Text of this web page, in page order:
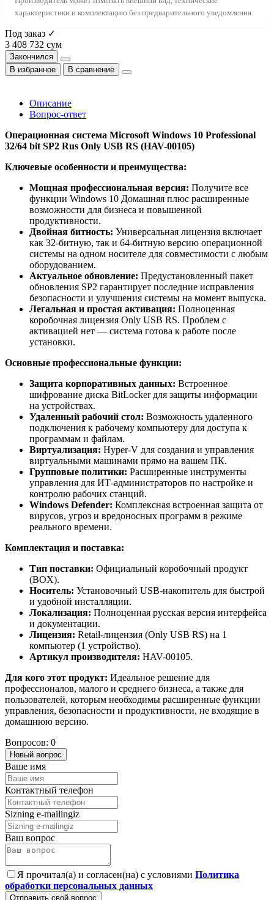
характеристики и комплектацию без предварительного уведомления.
Под заказ ✓
3 408 732 сум
Закончился
В избранное
В сравнение
Описание
Вопрос-ответ
Операционная система Microsoft Windows 10 Professional
32/64 bit SP2 Rus Only USB RS (HAV-00105)
Ключевые особенности и преимущества:
Мощная профессиональная версия: Получите все
функции Windows 10 Домашняя плюс расширенные
возможности для бизнеса и повышенной
продуктивности.
Двойная битность: Универсальная лицензия включает
как 32-битную, так и 64-битную версию операционной
системы на одном носителе для совместимости с любым
оборудованием.
Актуальное обновление: Предустановленный пакет
обновления SP2 гарантирует последние исправления
безопасности и улучшения системы на момент выпуска.
Легальная и простая активация: Полноценная
коробочная лицензия Only USB RS. Проблем с
активацией нет — система готова к работе после
установки.
Основные профессиональные функции:
Защита корпоративных данных: Встроенное
шифрование диска BitLocker для защиты информации
на устройствах.
Удаленный рабочий стол: Возможность удаленного
подключения к рабочему компьютеру для доступа к
программам и файлам.
Виртуализация: Hyper-V для создания и управления
виртуальными машинами прямо на вашем ПК.
Групповые политики: Расширенные инструменты
управления для ИТ-администраторов по настройке и
контролю рабочих станций.
Windows Defender: Комплексная встроенная защита от
вирусов, угроз и вредоносных программ в режиме
реального времени.
Комплектация и поставка:
Тип поставки: Официальный коробочный продукт
(BOX).
Носитель: Установочный USB-накопитель для быстрой
и удобной инсталляции.
Локализация: Полноценная русская версия интерфейса
и документации.
Лицензия: Retail-лицензия (Only USB RS) на 1
компьютер (1 устройство).
Артикул производителя: HAV-00105.
Для кого этот продукт: Идеальное решение для
профессионалов, малого и среднего бизнеса, а также для
пользователей, которым необходимы расширенные функции
управления, безопасности и продуктивности, не входящие в
домашнюю версию.
Вопросов: 0
Новый вопрос
Ваше имя
Контактный телефон
Sizning e-mailingiz
Ваш вопрос
Я прочитал(а) и согласен(на) с условиями Политика
обработки персональных данных
Отправить свой вопрос